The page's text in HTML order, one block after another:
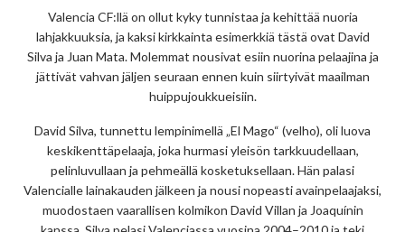
Valencia CF:llä on ollut kyky tunnistaa ja kehittää nuoria
lahjakkuuksia, ja kaksi kirkkainta esimerkkiä tästä ovat David
Silva ja Juan Mata. Molemmat nousivat esiin nuorina pelaajina ja
jättivät vahvan jäljen seuraan ennen kuin siirtyivät maailman
huippujoukkueisiin.
David Silva, tunnettu lempinimellä „El Mago“ (velho), oli luova
keskikenttäpelaaja, joka hurmasi yleisön tarkkuudellaan,
pelinluvullaan ja pehmeällä kosketuksellaan. Hän palasi
Valencialle lainakauden jälkeen ja nousi nopeasti avainpelaajaksi,
muodostaen vaarallisen kolmikon David Villan ja Joaquínin